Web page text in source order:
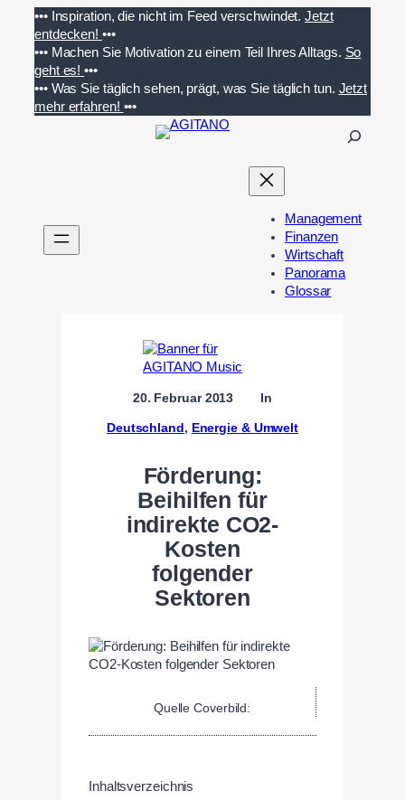
Inhalt
springen
••• Inspiration, die nicht im Feed verschwindet. Jetzt
entdecken! •••
••• Machen Sie Motivation zu einem Teil Ihres Alltags. So
geht es!•••
••• Was Sie täglich sehen, prägt, was Sie täglich tun. Jetzt
mehr erfahren! •••
n
Management
Finanzen
Wirtschaft
Panorama
Glossar
20. Februar 2013 In
Deutschland, Energie & Umwelt
Förderung:
Beihilfen für
indirekte CO2-
Kosten
folgender
Sektoren
Quelle Coverbild:
Inhaltsverzeichnis